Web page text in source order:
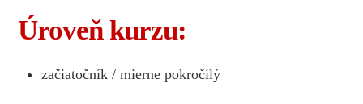
Úroveň kurzu:
začiatočník / mierne pokročilý